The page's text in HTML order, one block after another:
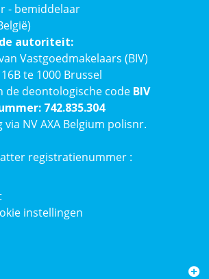
- bemiddelaar
autoriteit:
Vastgoedmakelaars (BIV)
te 1000 Brussel
de deontologische code BIV
742.835.304
NV AXA Belgium polisnr.
registratienummer :
instellingen